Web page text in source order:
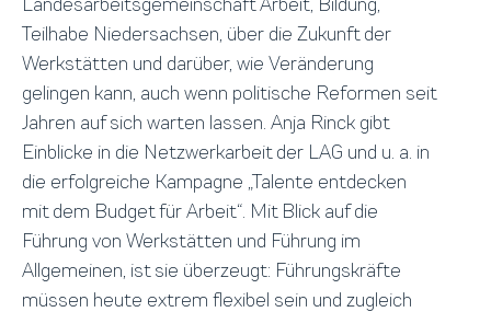
Teilhabe Niedersachsen, über die Zukunft der
Werkstätten und darüber, wie Veränderung
gelingen kann, auch wenn politische Reformen seit
Jahren auf sich warten lassen. Anja Rinck gibt
Einblicke in die Netzwerkarbeit der LAG und u. a. in
die erfolgreiche Kampagne „Talente entdecken
mit dem Budget für Arbeit“. Mit Blick auf die
Führung von Werkstätten und Führung im
Allgemeinen, ist sie überzeugt: Führungskräfte
müssen heute extrem flexibel sein und zugleich